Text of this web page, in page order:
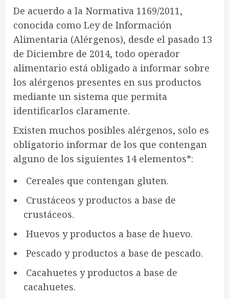
De acuerdo a la Normativa 1169/2011,
conocida como Ley de Información
Alimentaria (Alérgenos), desde el pasado 13
de Diciembre de 2014, todo operador
alimentario está obligado a informar sobre
los alérgenos presentes en sus productos
mediante un sistema que permita
identificarlos claramente.
Existen muchos posibles alérgenos, solo es
obligatorio informar de los que contengan
alguno de los siguientes 14 elementos*:
Cereales que contengan gluten.
Crustáceos y productos a base de
crustáceos.
Huevos y productos a base de huevo.
Pescado y productos a base de pescado.
Cacahuetes y productos a base de
cacahuetes.